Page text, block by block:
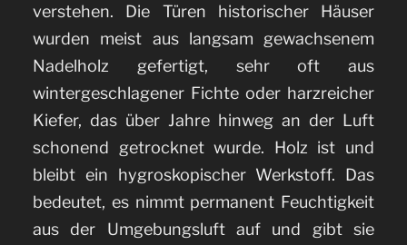
verstehen. Die Türen historischer Häuser
wurden meist aus langsam gewachsenem
Nadelholz gefertigt, sehr oft aus
wintergeschlagener Fichte oder harzreicher
Kiefer, das über Jahre hinweg an der Luft
schonend getrocknet wurde. Holz ist und
bleibt ein hygroskopischer Werkstoff. Das
bedeutet, es nimmt permanent Feuchtigkeit
aus der Umgebungsluft auf und gibt sie